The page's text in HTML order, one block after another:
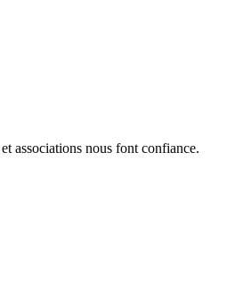
associations nous font confiance.